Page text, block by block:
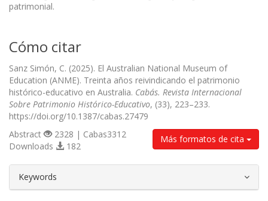
patrimonial.
Cómo citar
Sanz Simón, C. (2025). El Australian National Museum of
Education (ANME). Treinta años reivindicando el patrimonio
histórico-educativo en Australia. Cabás. Revista Internacional
Sobre Patrimonio Histórico-Educativo, (33), 223–233.
https://doi.org/10.1387/cabas.27479
Más formatos de cita
Abstract
2328 | Cabas3312
Downloads
182
Keywords